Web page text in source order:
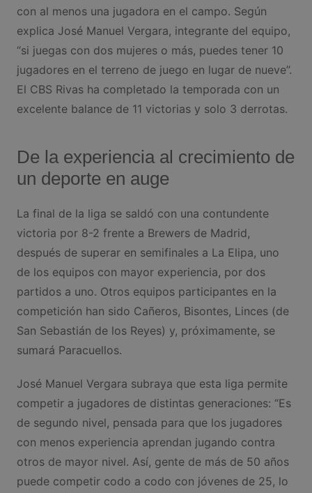
con al menos una jugadora en el campo. Según
explica José Manuel Vergara, integrante del equipo,
“si juegas con dos mujeres o más, puedes tener 10
jugadores en el terreno de juego en lugar de nueve”.
El CBS Rivas ha completado la temporada con un
excelente balance de 11 victorias y solo 3 derrotas.
De la experiencia al crecimiento de
un deporte en auge
La final de la liga se saldó con una contundente
victoria por 8-2 frente a Brewers de Madrid,
después de superar en semifinales a La Elipa, uno
de los equipos con mayor experiencia, por dos
partidos a uno. Otros equipos participantes en la
competición han sido Cañeros, Bisontes, Linces (de
San Sebastián de los Reyes) y, próximamente, se
sumará Paracuellos.
José Manuel Vergara subraya que esta liga permite
competir a jugadores de distintas generaciones: “Es
de segundo nivel, pensada para que los jugadores
con menos experiencia aprendan jugando contra
otros de mayor nivel. Así, gente de más de 50 años
puede competir codo a codo con jóvenes de 25, lo